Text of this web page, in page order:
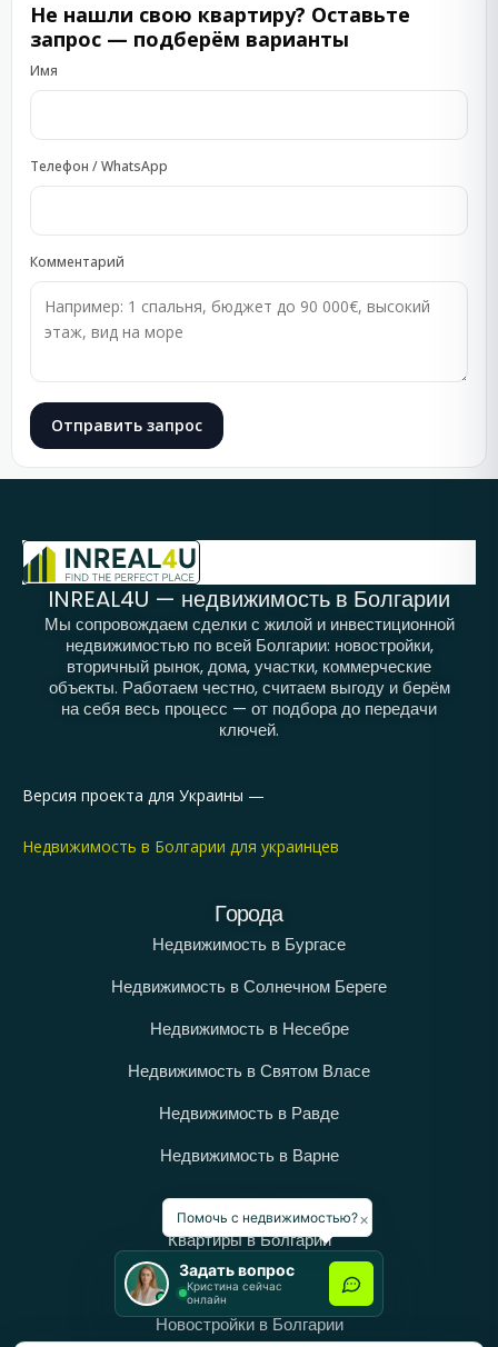
Не нашли свою квартиру? Оставьте
запрос — подберём варианты
Имя
Телефон / WhatsApp
Комментарий
Отправить запрос
INREAL4U — недвижимость в Болгарии
Мы сопровождаем сделки с жилой и инвестиционной
недвижимостью по всей Болгарии: новостройки,
вторичный рынок, дома, участки, коммерческие
объекты. Работаем честно, считаем выгоду и берём
на себя весь процесс — от подбора до передачи
ключей.
Версия проекта для Украины —
Недвижимость в Болгарии для украинцев
Города
Недвижимость в Бургасе
Недвижимость в Солнечном Береге
Недвижимость в Несебре
Недвижимость в Святом Власе
Недвижимость в Равде
Недвижимость в Варне
Категории
Квартиры в Болгарии
Дома в Болгарии
Новостройки в Болгарии
×
Помочь с недвижимостью?
Задать вопрос
Кристина сейчас
онлайн